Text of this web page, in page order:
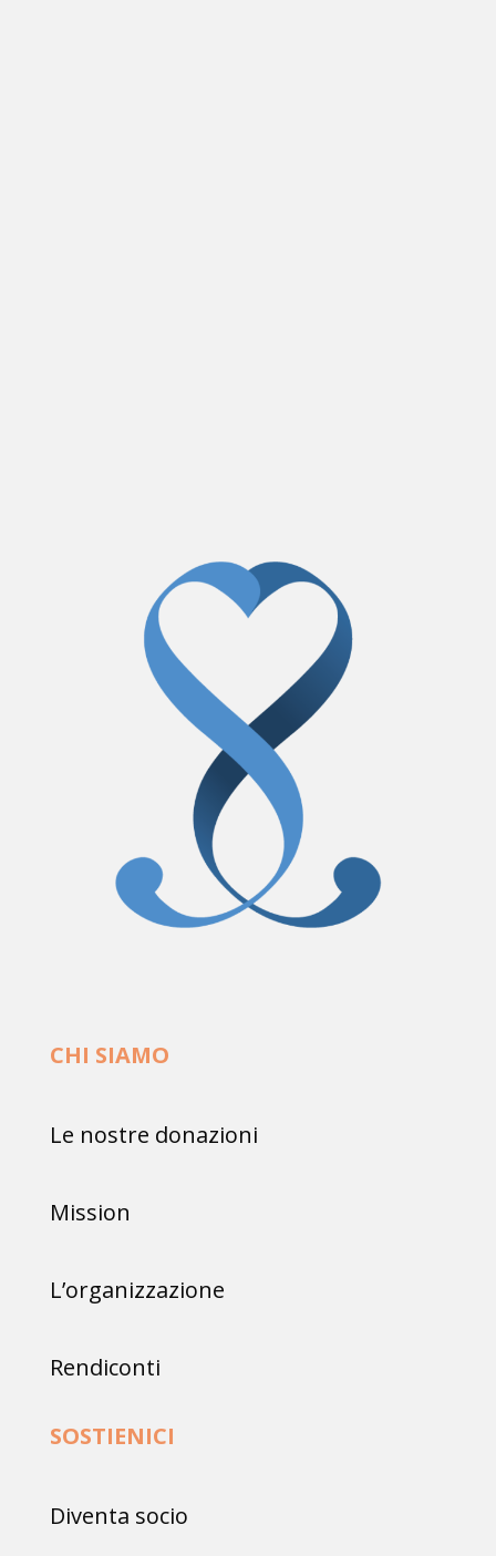
CHI SIAMO
Le nostre donazioni
Mission
L’organizzazione
Rendiconti
SOSTIENICI
Diventa socio